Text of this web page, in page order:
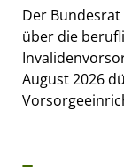
Der
über die
August 2026